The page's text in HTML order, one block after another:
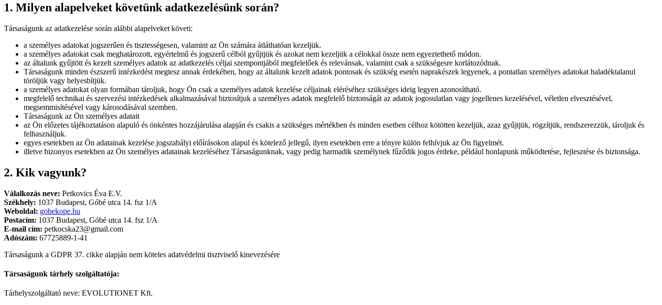
1. Milyen alapelveket követünk adatkezelésünk során?
Társaságunk az adatkezelése során alábbi alapelveket követi:
a személyes adatokat jogszerűen és tisztességesen, valamint az Ön számára átláthatóan kezeljük.
a személyes adatokat csak meghatározott, egyértelmű és jogszerű célból gyűjtjük és azokat nem kezeljük a célokkal össze nem egyeztethető módon.
az általunk gyűjtött és kezelt személyes adatok az adatkezelés céljai szempontjából megfelelőek és relevánsak, valamint csak a szükségesre korlátozódnak.
Társaságunk minden észszerű intézkedést megtesz annak érdekében, hogy az általunk kezelt adatok pontosak és szükség esetén naprakészek legyenek, a pontatlan személyes adatokat haladéktalanul
töröljük vagy helyesbítjük.
a személyes adatokat olyan formában tároljuk, hogy Ön csak a személyes adatok kezelése céljainak eléréséhez szükséges ideig legyen azonosítható.
megfelelő technikai és szervezési intézkedések alkalmazásával biztosítjuk a személyes adatok megfelelő biztonságát az adatok jogosulatlan vagy jogellenes kezelésével, véletlen elvesztésével,
megsemmisítésével vagy károsodásával szemben.
Társaságunk az Ön személyes adatait
az Ön előzetes tájékoztatáson alapuló és önkéntes hozzájárulása alapján és csakis a szükséges mértékben és minden esetben célhoz kötötten kezeljük, azaz gyűjtjük, rögzítjük, rendszerezzük, tároljuk és
felhasználjuk.
egyes esetekben az Ön adatainak kezelése jogszabályi előírásokon alapul és kötelező jellegű, ilyen esetekben erre a tényre külön felhívjuk az Ön figyelmét.
illetve bizonyos esetekben az Ön személyes adatainak kezeléséhez Társaságunknak, vagy pedig harmadik személynek fűződik jogos érdeke, például honlapunk működtetése, fejlesztése és biztonsága.
2. Kik vagyunk?
Válalkozás neve: Petkovics Éva E.V.
Székhely: 1037 Budapest, Góbé utca 14. fsz 1/A
Weboldal: gobekope.hu
Postacím: 1037 Budapest, Góbé utca 14. fsz 1/A
E-mail cím: petkocska23@gmail.com
Adószám: 67725889-1-41
Társaságunk a GDPR 37. cikke alapján nem köteles adatvédelmi tisztviselő kinevezésére
Társaságunk tárhely szolgáltatója:
Tárhelyszolgáltató neve: EVOLUTIONET Kft.